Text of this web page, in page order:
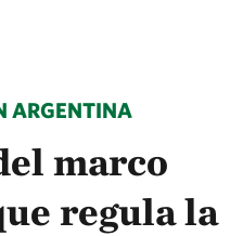
ARGENTINA
marco
regula la